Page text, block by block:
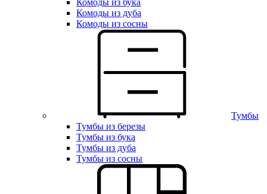
Комоды из бука
Комоды из дуба
Комоды из сосны
Тумбы
Тумбы из березы
Тумбы из бука
Тумбы из дуба
Тумбы из сосны